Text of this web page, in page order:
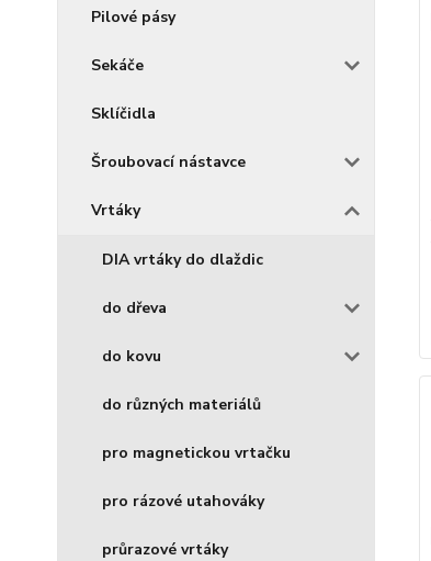
Pilové pásy
Sekáče
Sklíčidla
Šroubovací nástavce
Vrtáky
DIA vrtáky do dlaždic
do dřeva
do kovu
do různých materiálů
pro magnetickou vrtačku
pro rázové utahováky
průrazové vrtáky